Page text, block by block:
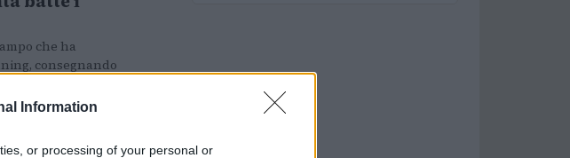
Information
or processing of your personal or
che ha
consegnando